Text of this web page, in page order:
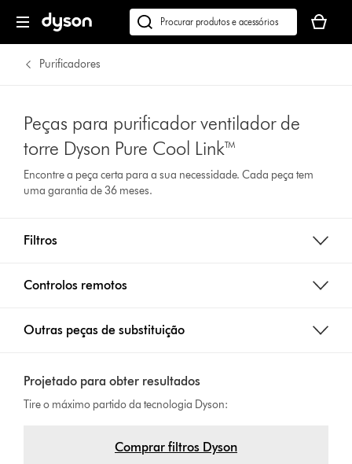
Pesquisar
em
seu
cesto
Purificadores
Peças para purificador ventilador de
torre Dyson Pure Cool Link™
Encontre a peça certa para a sua necessidade. Cada peça tem
uma garantia de 36 meses.
Filtros
Controlos remotos
Outras peças de substituição
Projetado para obter resultados
Tire o máximo partido da tecnologia Dyson:
Comprar filtros Dyson